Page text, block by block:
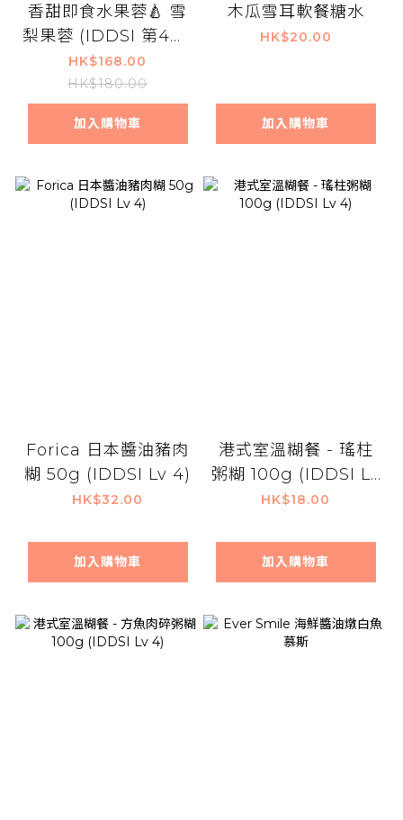
香甜即食水果蓉🍐 雪
梨果蓉 (IDDSI 第4級)
6盒裝
HK$168.00
HK$180.00
加入購物車
木瓜雪耳軟餐糖水
HK$20.00
加入購物車
Forica 日本醬油豬肉
糊 50g (IDDSI Lv 4)
HK$32.00
加入購物車
港式室溫糊餐 - 瑤柱
粥糊 100g (IDDSI Lv
4)
HK$18.00
加入購物車